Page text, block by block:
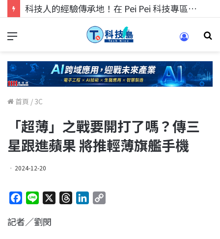
科技人找工作，就到TECH+ 科技專區!
首頁 / 3C
「超薄」之戰要開打了嗎？傳三
星跟進蘋果 將推輕薄旗艦手機
2024-12-20
c
n
記者／劉閔